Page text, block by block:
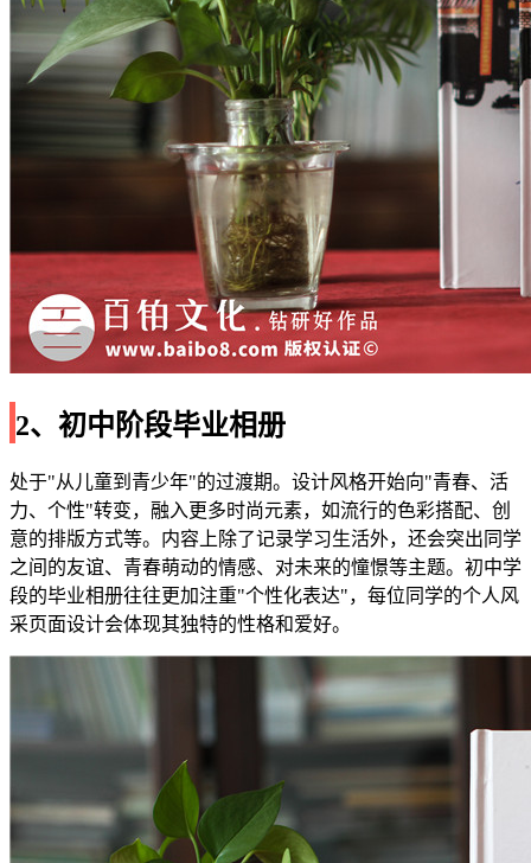
2、初中阶段毕业相册
处于"从儿童到青少年"的过渡期。设计风格开始向"青春、活
力、个性"转变，融入更多时尚元素，如流行的色彩搭配、创
意的排版方式等。内容上除了记录学习生活外，还会突出同学
之间的友谊、青春萌动的情感、对未来的憧憬等主题。初中学
段的毕业相册往往更加注重"个性化表达"，每位同学的个人风
采页面设计会体现其独特的性格和爱好。